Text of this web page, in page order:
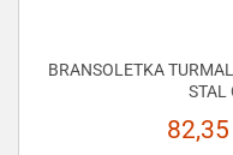
BRANSOLETKA
STAL
82,35